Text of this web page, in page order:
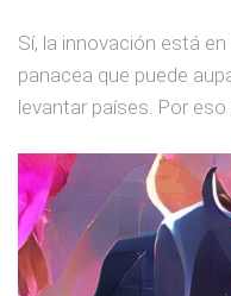
Sí, la innovación está
panacea que puede
levantar países. Por eso